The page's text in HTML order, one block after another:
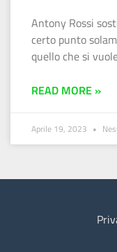
Antony Rossi
certo punto
quello che si
READ MORE »
Aprile 19, 2023